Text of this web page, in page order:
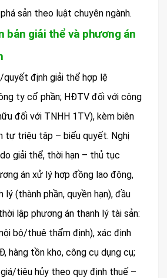
sản theo luật chuyên ngành.
bản giải thể và phương án
quyết định giải thể hợp lệ
ty cổ phần; HĐTV đối với công
đối với TNHH 1TV), kèm biên
tự triệu tập – biểu quyết. Nghị
giải thể, thời hạn – thủ tục
án xử lý hợp đồng lao động,
lý (thành phần, quyền hạn), đầu
lập phương án thanh lý tài sản:
bộ/thuê thẩm định), xác định
hàng tồn kho, công cụ dụng cụ;
tiêu hủy theo quy định thuế –